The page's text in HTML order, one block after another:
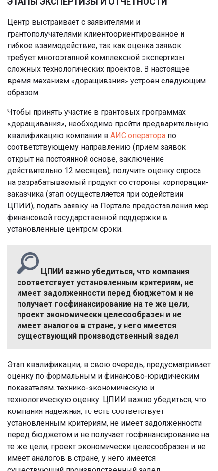
Центр выстраивает с заявителями и
грантополучателями клиентоориентированное и
гибкое взаимодействие, так как оценка заявок
требует многоэтапной комплексной экспертизы
сложных технологических проектов. В настоящее
время механизм «доращивания» устроен следующим
образом.
Чтобы принять участие в грантовых программах
«доращивания», необходимо пройти предварительную
квалификацию компании в АИС оператора по
соответствующему направлению (прием заявок
открыт на постоянной основе, заключение
действительно 12 месяцев), получить оценку спроса
на разрабатываемый продукт со стороны корпорации-
заказчика (этап осуществляется при содействии
ЦПИИ), подать заявку на Портале предоставления мер
финансовой государственной поддержки в
установленные центром сроки.
ЦПИИ важно убедиться, что компания
соответствует установленным критериям, не
имеет задолженности перед бюджетом и не
получает госфинансирование на те же цели,
проект экономически целесообразен и не
имеет аналогов в стране, у него имеется
существующий производственный задел
Этап квалификации, в свою очередь, предусматривает
оценку по формальным и финансово-юридическим
показателям, технико-экономическую и
технологическую оценку. ЦПИИ важно убедиться, что
компания надежная, то есть соответствует
установленным критериям, не имеет задолженности
перед бюджетом и не получает госфинансирование на
те же цели, проект экономически целесообразен и не
имеет аналогов в стране, у него имеется